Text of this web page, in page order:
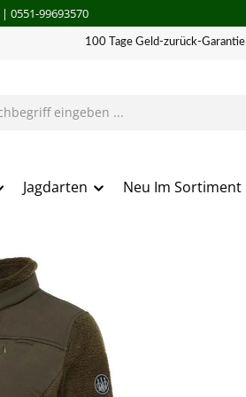
0551-99693570
100 Tage Geld-zurück-Garantie
Jagdarten Neu Im Sortiment